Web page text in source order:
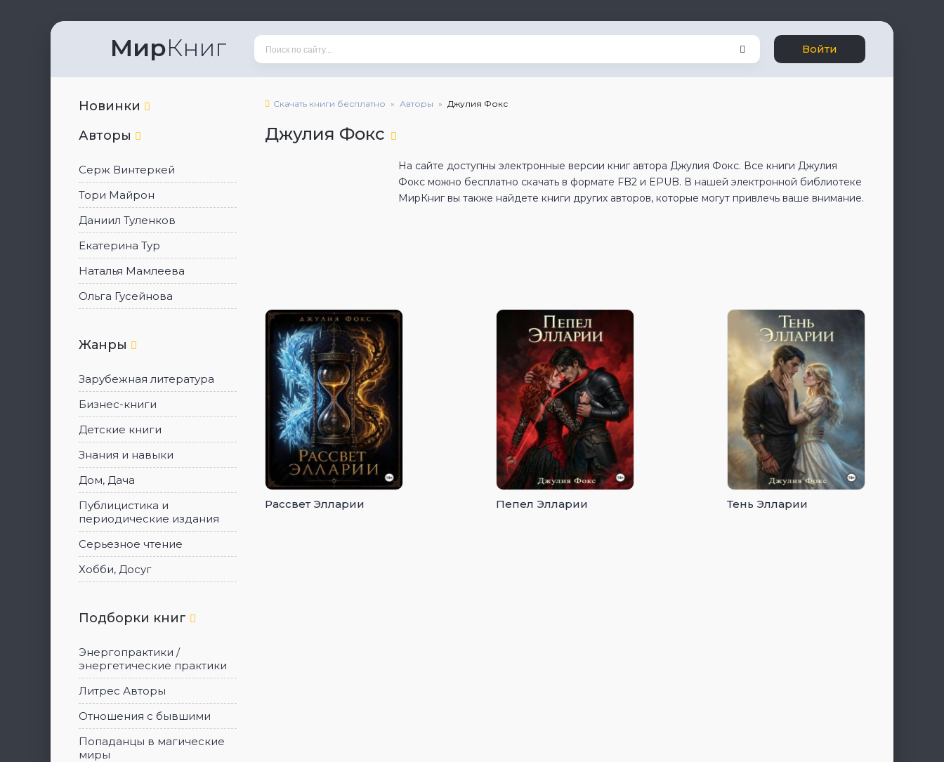
МирКниг Войти
Новинки
Авторы
Серж Винтеркей
Тори Майрон
Даниил Туленков
Екатерина Тур
Наталья Мамлеева
Ольга Гусейнова
Жанры
Зарубежная литература
Бизнес-книги
Детские книги
Знания и навыки
Дом, Дача
Публицистика и
периодические издания
Серьезное чтение
Хобби, Досуг
Подборки книг
Энергопрактики /
энергетические практики
Литрес Авторы
Отношения с бывшими
Попаданцы в магические
миры
Скачать книги бесплатно Авторы Джулия Фокс
Джулия Фокс
На сайте доступны электронные версии книг автора Джулия Фокс. Все книги Джулия
Фокс можно бесплатно скачать в формате FB2 и EPUB. В нашей электронной библиотеке
МирКниг вы также найдете книги других авторов, которые могут привлечь ваше внимание.
Рассвет Элларии Пепел Элларии Тень Элларии